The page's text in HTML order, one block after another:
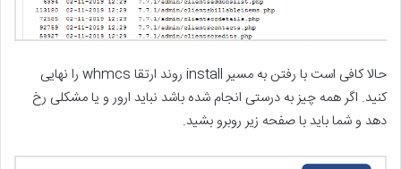
حالا کافی است با رفتن به مسیر install روند ارتقا whmcs را نهایی
کنید. اگر همه چیز به درستی انجام شده باشد نباید ارور و یا مشکلی رخ
دهد و شما باید با صفحه زیر روبرو بشید.